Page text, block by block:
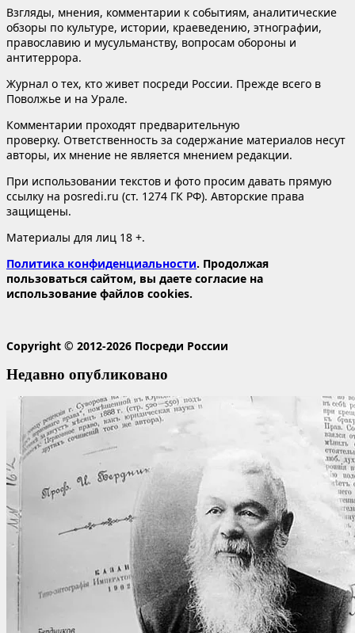
Взгляды, мнения, комментарии к событиям, аналитические
обзоры по культуре, истории, краеведению, этнографии,
православию и мусульманству, вопросам обороны и
антитеррора.
Журнал о тех, кто живет посреди России. Прежде всего в
Поволжье и на Урале.
Комментарии проходят предварительную
проверку. Ответственность за содержание материалов несут
авторы, их мнение не является мнением редакции.
При использовании текстов и фото просим давать прямую
ссылку на posredi.ru (ст. 1274 ГК РФ). Авторские права
защищены.
Материалы для лиц 18 +.
Политика конфиденциальности. Продолжая
пользоваться сайтом, вы даете согласие на
использование файлов cookies.
Copyright © 2012-2026 Посреди России
Недавно опубликовано